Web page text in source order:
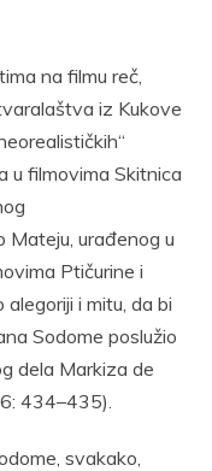
na filmu reč,
iz Kukove
u filmovima Skitnica
Mateju, urađenog u
Ptičurine i
i mitu, da bi
Sodome poslužio
dela Markiza de
434–435).
svakako,